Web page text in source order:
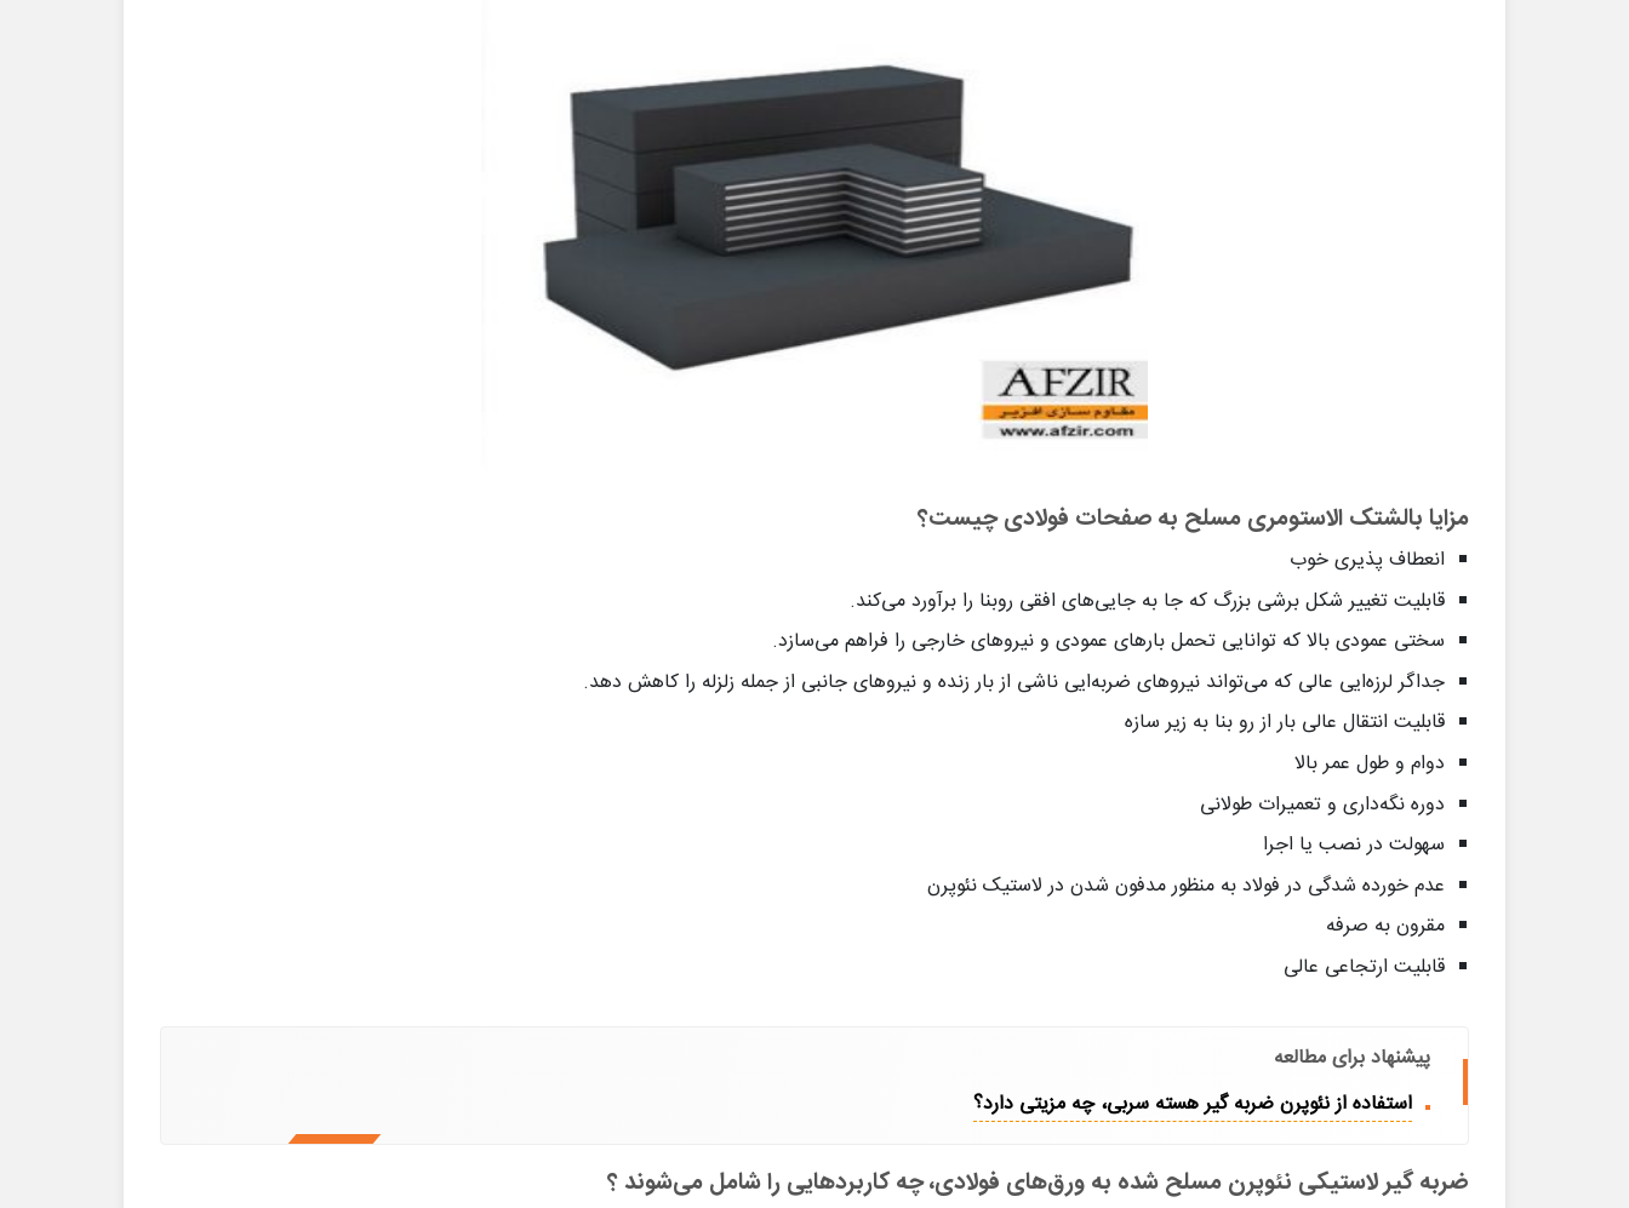
مزایا بالشتک الاستومری مسلح به صفحات فولادی چیست؟
انعطاف پذیری خوب
قابلیت تغییر شکل برشی بزرگ که جا به جایی‌های افقی روبنا را برآورد می‌کند.
سختی عمودی بالا که توانایی تحمل بارهای عمودی و نیروهای خارجی را فراهم می‌سازد.
جداگر لرزه‌ایی عالی که می‌تواند نیروهای ضربه‌ایی ناشی از بار زنده و نیروهای جانبی از جمله زلزله را کاهش دهد.
قابلیت انتقال عالی بار از رو بنا به زیر سازه
دوام و طول عمر بالا
دوره نگه‌داری و تعمیرات طولانی
سهولت در نصب یا اجرا
عدم خورده شدگی در فولاد به منظور مدفون شدن در لاستیک نئوپرن
مقرون به صرفه
قابلیت ارتجاعی عالی
پیشنهاد برای مطالعه
استفاده از نئوپرن ضربه گیر هسته سربی، چه مزیتی دارد؟
ضربه گیر لاستیکی نئوپرن مسلح شده به ورق‌های فولادی، چه کاربردهایی را شامل می‌شوند ؟